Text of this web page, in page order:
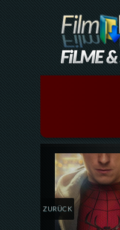
Details,Play
ZURÜCK